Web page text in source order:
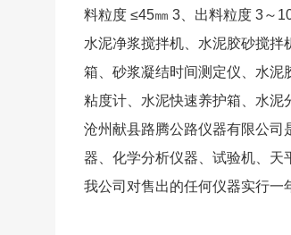
料粒度 ≤45㎜ 3、出料粒度 3～
水泥净浆搅拌机、水泥胶砂搅
箱、砂浆凝结时间测定仪、水泥
粘度计、水泥快速养护箱、水
沧州献县路腾公路仪器有限公司
器、化学分析仪器、试验机、天
我公司对售出的任何仪器实行一